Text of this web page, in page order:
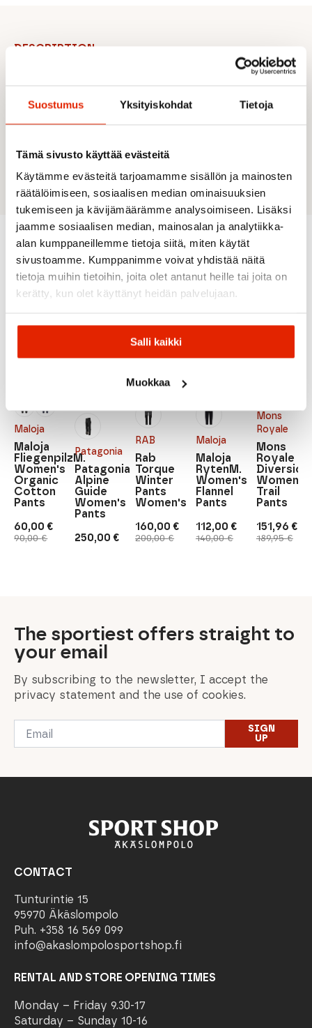
Suostumus Yksityiskohdat Tietoja
Tämä sivusto käyttää evästeitä
Käytämme evästeitä tarjoamamme sisällön ja mainosten
räätälöimiseen, sosiaalisen median ominaisuuksien
tukemiseen ja kävijämäärämme analysoimiseen. Lisäksi
jaamme sosiaalisen median, mainosalan ja analytiikka-
alan kumppaneillemme tietoja siitä, miten käytät
sivustoamme. Kumppanimme voivat yhdistää näitä
tietoja muihin tietoihin, joita olet antanut heille tai joita on
kerätty, kun olet käyttänyt heidän palvelujaan.
Salli kaikki
Muokkaa
DESCRIPTION
Strategic mesh ventilation
Side pockets
Adjustable waistband with drawstring
Recommended for you
Maloja
90,00€
Original
60,00 €
Current
Maloja
FliegenpilzM.
Women's
Organic
Cotton
Pants
Patagonia
250,00 €
Patagonia
Alpine
Guide
Women's
Pants
RAB
200,00€
Original
160,00 €
Current
Rab
Torque
Winter
Pants
Women's
Maloja
140,00€
Original
112,00 €
Current
Maloja
RytenM.
Women's
Flannel
Pants
Mons
Royale
189,95€
Original
151,96 €
Current
Mons
Royale
Diversion
Women's
Trail
Pants
The sportiest offers straight to
your email
By subscribing to the newsletter, I accept the
privacy statement and the use of cookies.
Email
SIGN
UP
CONTACT
Tunturintie 15
95970 Äkäslompolo
Puh. +358 16 569 099
info@akaslompolosportshop.fi
RENTAL AND STORE OPENING TIMES
Monday – Friday 9.30-17
Saturday – Sunday 10-16